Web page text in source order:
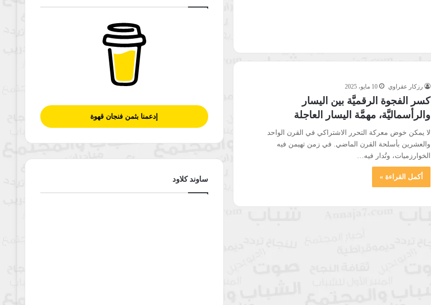
رزكار عقراوي 10 مايو، 2025
كسر الفجوة الرقميَّة بين اليسار
والرأسماليَّة، مهمَّة اليسار العاجلة
لا يمكن خوض معركة التحرر الاشتراكي في القرن الواحد
والعشرين بأسلحة القرن الماضي. في زمن تهيمن فيه
الخوارزميات، وتُدار فيه…
أكمل القراءة »
إدعمنا بثمن فنجان قهوة
ساوند كلاود